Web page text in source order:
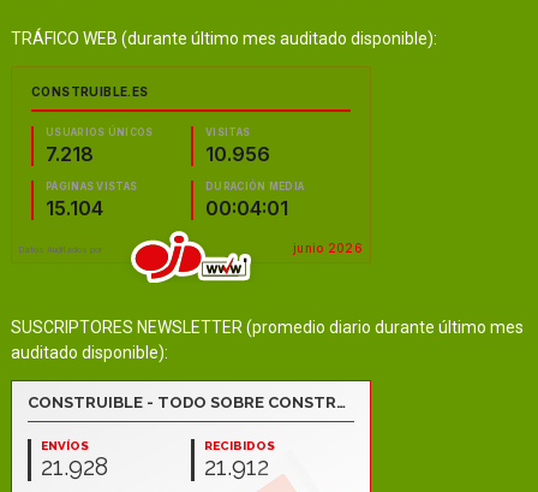
TRÁFICO WEB (durante último mes auditado disponible):
SUSCRIPTORES NEWSLETTER (promedio diario durante último mes
auditado disponible):